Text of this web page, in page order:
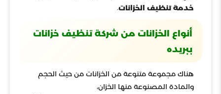
خدمة تنظيف الخزانات.
أنواع الخزانات من شركة تنظيف خزانات
ببريده
هناك مجموعة متنوعة من الخزانات من حيث الحجم
والمادة المصنوعة منها الخزان،